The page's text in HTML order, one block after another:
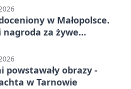
w Małopolsce.
nagroda za żywe
powstawały obrazy -
w Tarnowie